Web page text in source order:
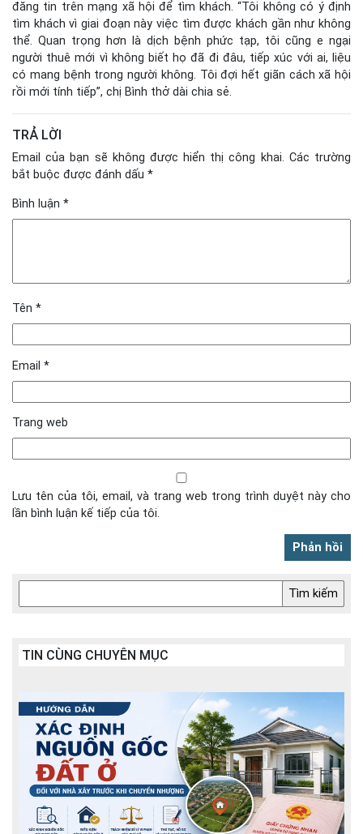
đăng tin trên mạng xã hội để tìm khách. “Tôi không có ý định
tìm khách vì giai đoạn này việc tìm được khách gần như không
thể. Quan trọng hơn là dịch bệnh phức tạp, tôi cũng e ngại
người thuê mới vì không biết họ đã đi đâu, tiếp xúc với ai, liệu
có mang bệnh trong người không. Tôi đợi hết giãn cách xã hội
rồi mới tính tiếp”, chị Bình thở dài chia sẻ.
TRẢ LỜI
Email của bạn sẽ không được hiển thị công khai. Các trường
bắt buộc được đánh dấu *
Bình luận *
Tên *
Email *
Trang web
Lưu tên của tôi, email, và trang web trong trình duyệt này cho
lần bình luận kế tiếp của tôi.
TIN CÙNG CHUYÊN MỤC